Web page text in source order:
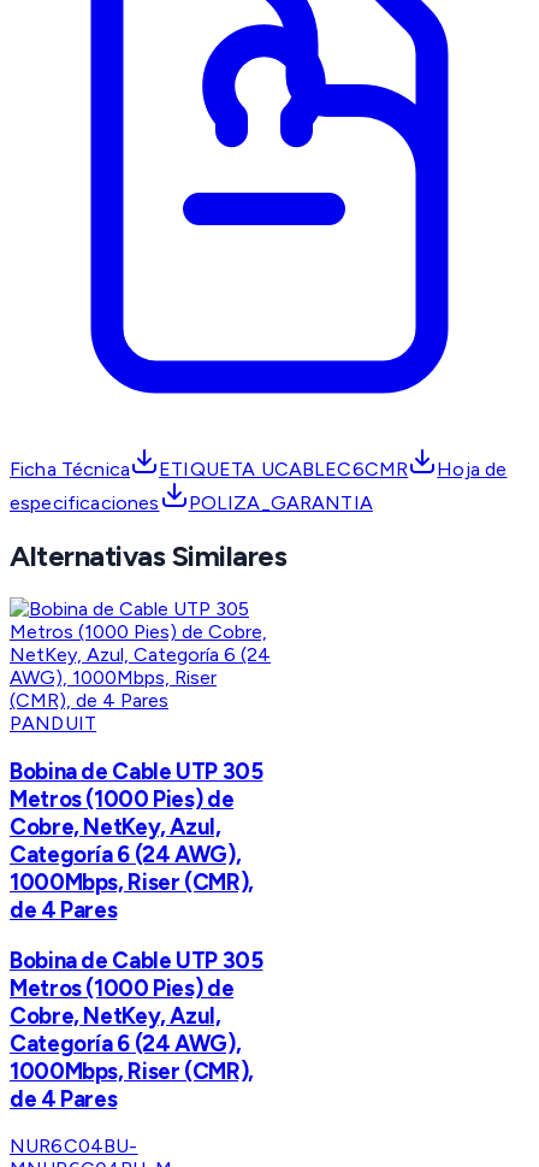
Ficha Técnica ETIQUETA UCABLEC6CMR
Hoja de
especificaciones
POLIZA_GARANTIA
Alternativas Similares
PANDUIT
Bobina de Cable UTP 305
Metros (1000 Pies) de
Cobre, NetKey, Azul,
Categoría 6 (24 AWG),
1000Mbps, Riser (CMR),
de 4 Pares
Bobina de Cable UTP 305
Metros (1000 Pies) de
Cobre, NetKey, Azul,
Categoría 6 (24 AWG),
1000Mbps, Riser (CMR),
de 4 Pares
NUR6C04BU-